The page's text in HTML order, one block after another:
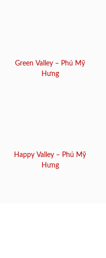
Green Valley – Phú Mỹ
Hưng
Happy Valley – Phú Mỹ
Hưng